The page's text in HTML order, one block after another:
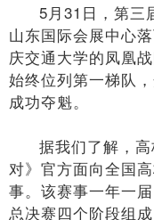
5月31日，第三
山东国际会展中心
庆交通大学的凤凰
始终位列第一梯队
成功夺魁。
据我们了解，
对》官方面向全国
事。该赛事一年一
总决赛四个阶段组成